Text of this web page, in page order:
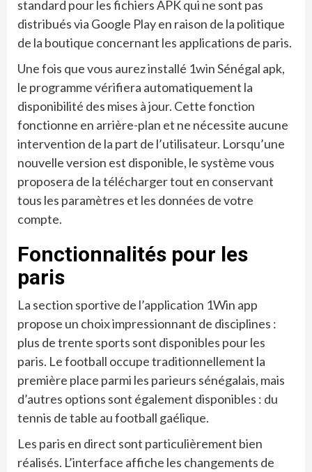
standard pour les fichiers APK qui ne sont pas
distribués via Google Play en raison de la politique
de la boutique concernant les applications de paris.
Une fois que vous aurez installé 1win Sénégal apk,
le programme vérifiera automatiquement la
disponibilité des mises à jour. Cette fonction
fonctionne en arrière-plan et ne nécessite aucune
intervention de la part de l’utilisateur. Lorsqu’une
nouvelle version est disponible, le système vous
proposera de la télécharger tout en conservant
tous les paramètres et les données de votre
compte.
Fonctionnalités pour les
paris
La section sportive de l’application 1Win app
propose un choix impressionnant de disciplines :
plus de trente sports sont disponibles pour les
paris. Le football occupe traditionnellement la
première place parmi les parieurs sénégalais, mais
d’autres options sont également disponibles : du
tennis de table au football gaélique.
Les paris en direct sont particulièrement bien
réalisés. L’interface affiche les changements de